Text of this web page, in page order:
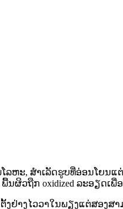
ລຫະ, ສໍາເລັດຮູບທີ່ອ່ອນໂຍນ
ພື້ນຜິວຖືກ oxidized ລະອຽດ
ງຢ່າງໄວວາໃນພຽງແຕ່ສອງ